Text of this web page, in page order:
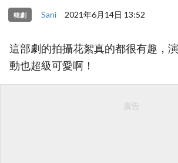
韓劇 Sani 2021年6月14日 13:52
這部劇的拍攝花絮真的都很有趣，
動也超級可愛啊！
廣告